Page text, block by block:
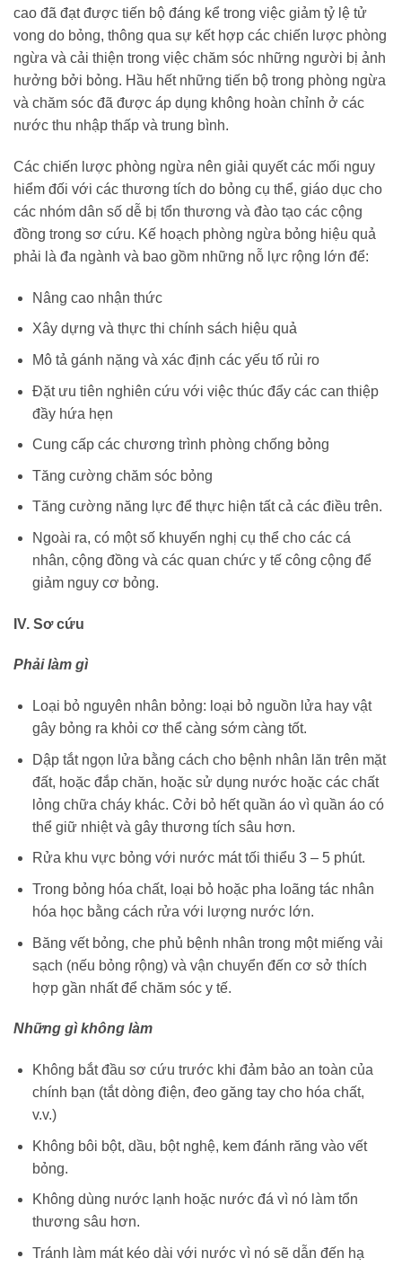
cao đã đạt được tiến bộ đáng kể trong việc giảm tỷ lệ tử
vong do bỏng, thông qua sự kết hợp các chiến lược phòng
ngừa và cải thiện trong việc chăm sóc những người bị ảnh
hưởng bởi bỏng. Hầu hết những tiến bộ trong phòng ngừa
và chăm sóc đã được áp dụng không hoàn chỉnh ở các
nước thu nhập thấp và trung bình.
Các chiến lược phòng ngừa nên giải quyết các mối nguy
hiểm đối với các thương tích do bỏng cụ thể, giáo dục cho
các nhóm dân số dễ bị tổn thương và đào tạo các cộng
đồng trong sơ cứu. Kế hoạch phòng ngừa bỏng hiệu quả
phải là đa ngành và bao gồm những nỗ lực rộng lớn để:
Nâng cao nhận thức
Xây dựng và thực thi chính sách hiệu quả
Mô tả gánh nặng và xác định các yếu tố rủi ro
Đặt ưu tiên nghiên cứu với việc thúc đẩy các can thiệp
đầy hứa hẹn
Cung cấp các chương trình phòng chống bỏng
Tăng cường chăm sóc bỏng
Tăng cường năng lực để thực hiện tất cả các điều trên.
Ngoài ra, có một số khuyến nghị cụ thể cho các cá
nhân, cộng đồng và các quan chức y tế công cộng để
giảm nguy cơ bỏng.
IV. Sơ cứu
Phải làm gì
Loại bỏ nguyên nhân bỏng: loại bỏ nguồn lửa hay vật
gây bỏng ra khỏi cơ thể càng sớm càng tốt.
Dập tắt ngọn lửa bằng cách cho bệnh nhân lăn trên mặt
đất, hoặc đắp chăn, hoặc sử dụng nước hoặc các chất
lỏng chữa cháy khác. Cởi bỏ hết quần áo vì quần áo có
thể giữ nhiệt và gây thương tích sâu hơn.
Rửa khu vực bỏng với nước mát tối thiểu 3 – 5 phút.
Trong bỏng hóa chất, loại bỏ hoặc pha loãng tác nhân
hóa học bằng cách rửa với lượng nước lớn.
Băng vết bỏng, che phủ bệnh nhân trong một miếng vải
sạch (nếu bỏng rộng) và vận chuyển đến cơ sở thích
hợp gần nhất để chăm sóc y tế.
Những gì không làm
Không bắt đầu sơ cứu trước khi đảm bảo an toàn của
chính bạn (tắt dòng điện, đeo găng tay cho hóa chất,
v.v.)
Không bôi bột, dầu, bột nghệ, kem đánh răng vào vết
bỏng.
Không dùng nước lạnh hoặc nước đá vì nó làm tổn
thương sâu hơn.
Tránh làm mát kéo dài với nước vì nó sẽ dẫn đến hạ